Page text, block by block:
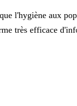
l'hygiène aux
très efficace